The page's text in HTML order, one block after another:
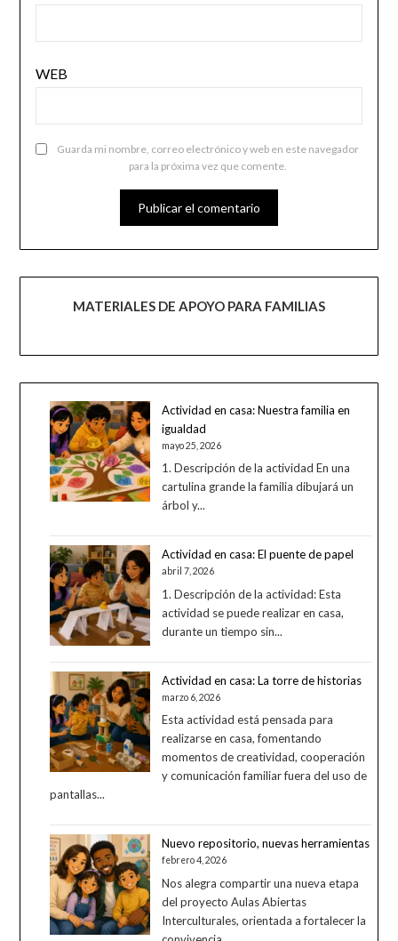
WEB
Guarda mi nombre, correo electrónico y web en este navegador
para la próxima vez que comente.
MATERIALES DE APOYO PARA FAMILIAS
Actividad en casa: Nuestra familia en
igualdad
mayo 25, 2026
1. Descripción de la actividad En una
cartulina grande la familia dibujará un
árbol y...
Actividad en casa: El puente de papel
abril 7, 2026
1. Descripción de la actividad: Esta
actividad se puede realizar en casa,
durante un tiempo sin...
Actividad en casa: La torre de historias
marzo 6, 2026
Esta actividad está pensada para
realizarse en casa, fomentando
momentos de creatividad, cooperación
y comunicación familiar fuera del uso de
pantallas...
Nuevo repositorio, nuevas herramientas
febrero 4, 2026
Nos alegra compartir una nueva etapa
del proyecto Aulas Abiertas
Interculturales, orientada a fortalecer la